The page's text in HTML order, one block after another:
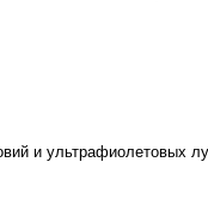
и ультрафиолетовых